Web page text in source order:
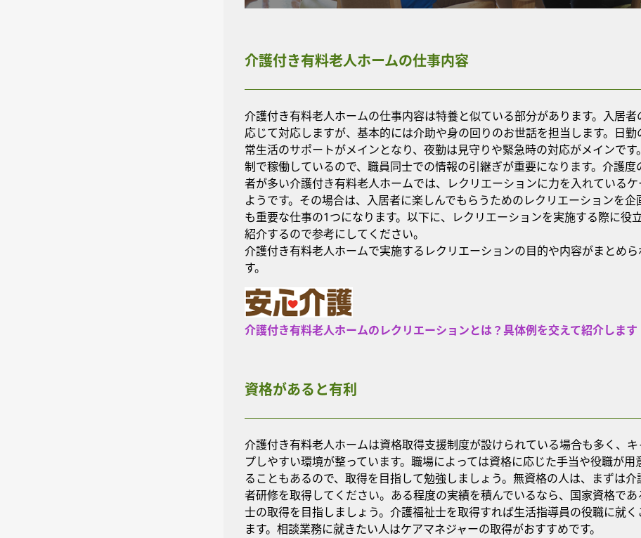
介護付き有料老人ホームの仕事内容
介護付き有料老人ホームの仕事内容は特養と似ている部分があります。入居者
応じて対応しますが、基本的には介助や身の回りのお世話を担当します。日勤
常生活のサポートがメインとなり、夜勤は見守りや緊急時の対応がメインです
制で稼働しているので、職員同士での情報の引継ぎが重要になります。介護度
者が多い介護付き有料老人ホームでは、レクリエーションに力を入れているケ
ようです。その場合は、入居者に楽しんでもらうためのレクリエーションを企
も重要な仕事の1つになります。以下に、レクリエーションを実施する際に役
紹介するので参考にしてください。
介護付き有料老人ホームで実施するレクリエーションの目的や内容がまとめら
す。
介護付き有料老人ホームのレクリエーションとは？具体例を交えて紹介します
資格があると有利
介護付き有料老人ホームは資格取得支援制度が設けられている場合も多く、キ
プしやすい環境が整っています。職場によっては資格に応じた手当や役職が用
ることもあるので、取得を目指して勉強しましょう。無資格の人は、まずは介
者研修を取得してください。ある程度の実績を積んでいるなら、国家資格であ
士の取得を目指しましょう。介護福祉士を取得すれば生活指導員の役職に就く
ます。相談業務に就きたい人はケアマネジャーの取得がおすすめです。